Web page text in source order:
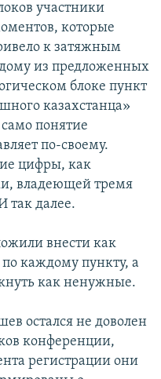
участники
которые
к затяжным
из предложенных
блоке пункт
казахстанца»
понятие
по-своему.
цифры, как
владеющей тремя
так далее.
внести как
каждому пункту, а
как ненужные.
остался не доволен
конференции,
регистрации они